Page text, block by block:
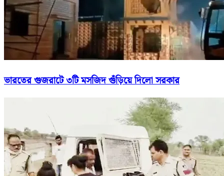
ভারতের গুজরাটে ৩টি মসজিদ গুঁড়িয়ে দিলো সরকার